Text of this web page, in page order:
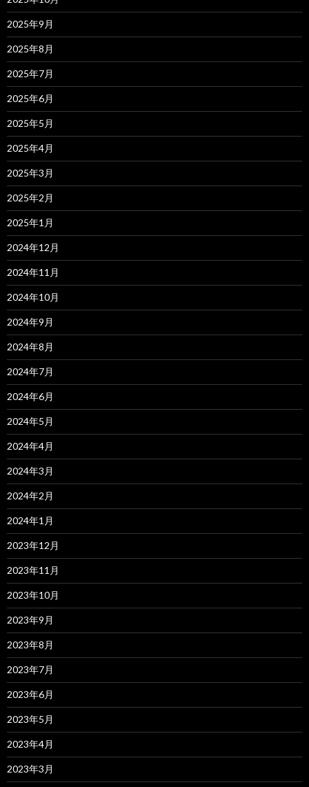
2025年9月
2025年8月
2025年7月
2025年6月
2025年5月
2025年4月
2025年3月
2025年2月
2025年1月
2024年12月
2024年11月
2024年10月
2024年9月
2024年8月
2024年7月
2024年6月
2024年5月
2024年4月
2024年3月
2024年2月
2024年1月
2023年12月
2023年11月
2023年10月
2023年9月
2023年8月
2023年7月
2023年6月
2023年5月
2023年4月
2023年3月